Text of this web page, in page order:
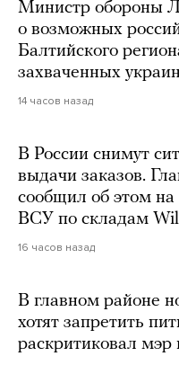
Министр обороны
о возможных
Балтийского
захваченных
14 часов назад
В России снимут
выдачи заказов.
сообщил об этом
ВСУ по складам
16 часов назад
В главном районе
хотят запретить
раскритиковал